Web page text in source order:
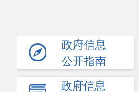
政府信息
公开指南
政府信息